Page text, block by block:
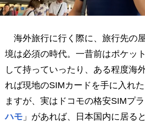
海外旅行に行く際に、旅行先の
境は必須の時代。一昔前はポケッ
して持っていったり、ある程度海
れば現地のSIMカードを手に入れ
ますが、実はドコモの格安SIMプラ
ハモ 」があれば、日本国内に居る